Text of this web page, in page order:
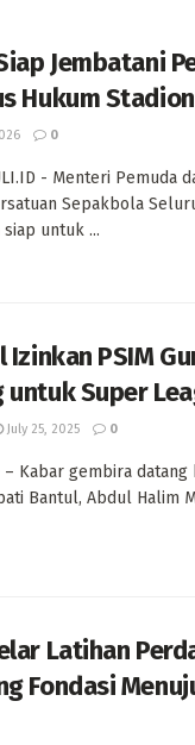
Jembatani
Hukum
0
- Menteri Pemuda
Sepakbola
untuk ...
Izinkan PSIM
untuk Super
July 25, 2025 0
– Kabar gembira
Bantul, Abdul Halim
Latihan
Fondasi